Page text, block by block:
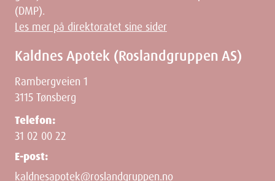
Width
Height 0.5
Depth
Weight
(DMP).
Les mer på direktoratet sine sider
Kaldnes Apotek (Roslandgruppen AS)
Rambergveien 1
3115 Tønsberg
Telefon:
31 02 00 22
E-post:
kaldnesapotek@roslandgruppen.no